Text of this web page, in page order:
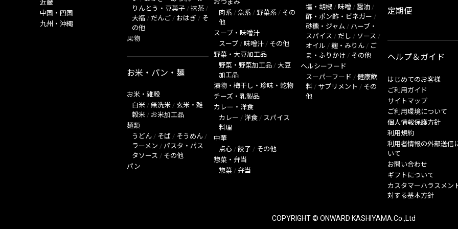
近畿
中国・四国
九州・沖縄
りんとう・豆菓子 / 抹茶 /
大福 / だんご / おはぎ / そ
の他
果物
お米・パン・麺
お米・雑穀
白米 / 無洗米 / 玄米・雑
穀米 / お米加工品
麺類
うどん / そば / そうめん /
ラーメン / パスタ・パス
タソース / その他
パン
おつまみ
肉系 / 魚系 / 野菜系 / その
他
スープ・味噌汁
スープ / 味噌汁 / その他
野菜・大豆加工品
野菜・野菜加工品 / 大豆
加工品
漬物・梅干し・珍味・乾物
チーズ・乳製品
カレー・洋食
カレー / 洋食 / スパイス
料理
中華
点心 / 餃子 / その他
惣菜・弁当
惣菜 / 弁当
塩・胡椒 / 味噌 / 醤油 /
酢・ポン酢・ビネガー /
砂糖・ジャム / ハーブ・
スパイス / だし / ソース /
オイル / 麹・みりん / ご
ま・ふりかけ / その他
ヘルシーフード
スーパーフード / 健康飲
料 / サプリメント / その
他
定期便
ヘルプ＆ガイド
はじめてのお客様
ご利用ガイド
サイトマップ
ご利用環境について
個人情報保護方針
利用規約
利用者情報の外部送信
いて
お問い合わせ
ギフトについて
カスタマーハラスメン
対する基本方針
COPYRIGHT © ONWARD KASHIYAMA.Co.,Ltd